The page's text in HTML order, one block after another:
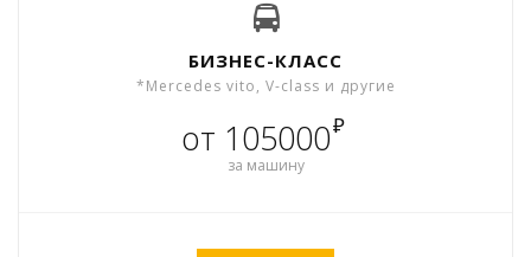
БИЗНЕС-КЛАСС
*Mercedes vito, V-class и другие
от 105000₽
за машину